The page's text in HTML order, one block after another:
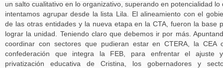
un salto cualitativo en lo organizativo, superando en potencialidad lo
intentamos agrupar desde la lista Lila. El alineamiento con el
de las otras entidades y la nueva etapa en la CTA, fueron la base
lograr la unidad. Teniendo claro que debemos ir por más.
coordinar con sectores que pudieran estar en CTERA, la CEA
confederación que integra la FEB, para enfrentar el ajuste
privatización educativa de Cristina, los gobernadores y